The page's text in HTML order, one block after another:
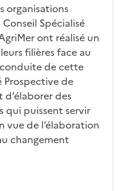
organisations
Spécialisé
ont réalisé un
filières face au
de cette
Prospective de
d’élaborer des
qui puissent servir
vue de l’élaboration
changement